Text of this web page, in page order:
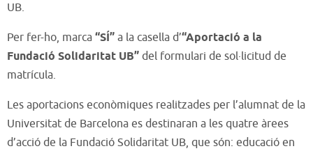
UB.
Per fer-ho, marca “SÍ” a la casella d’“Aportació a la
Fundació Solidaritat UB” del formulari de sol·licitud de
matrícula.
Les aportacions econòmiques realitzades per l’alumnat de la
Universitat de Barcelona es destinaran a les quatre àrees
d’acció de la Fundació Solidaritat UB, que són: educació en